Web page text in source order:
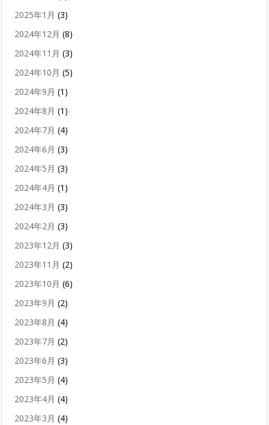
2025年1月 (3)
2024年12月 (8)
2024年11月 (3)
2024年10月 (5)
2024年9月 (1)
2024年8月 (1)
2024年7月 (4)
2024年6月 (3)
2024年5月 (3)
2024年4月 (1)
2024年3月 (3)
2024年2月 (3)
2023年12月 (3)
2023年11月 (2)
2023年10月 (6)
2023年9月 (2)
2023年8月 (4)
2023年7月 (2)
2023年6月 (3)
2023年5月 (4)
2023年4月 (4)
2023年3月 (4)